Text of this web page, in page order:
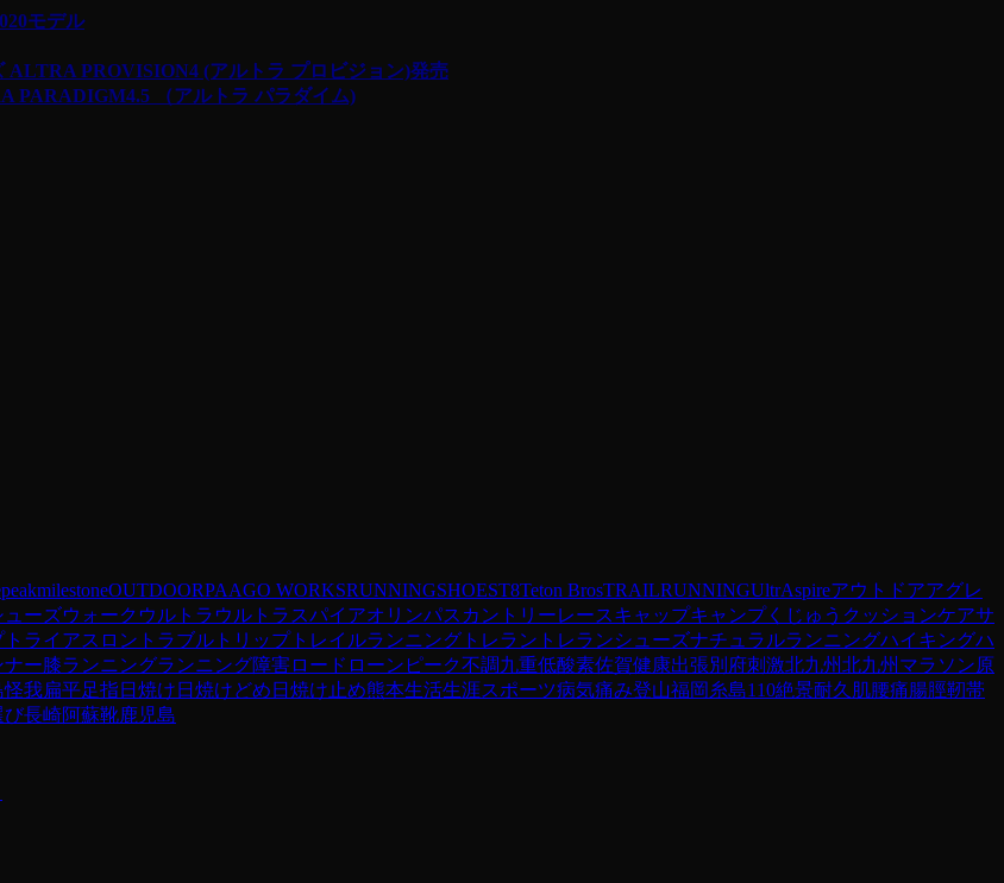
モデル
ALTRA PROVISION4 (アルトラ プロビジョン)発売
PARADIGM4.5 （アルトラ パラダイム)
milestoneOUTDOORPAAGO WORKSRUNNINGSHOEST8Teton BrosTRAILRUNNINGUltrAspireアウトドアアグレ
ューズウォーク ウルトラ ウルトラスパイアオリンパス カントリーレースキャップキャンプくじゅう クッションケアサ
トライアスロン トラブル トリップトレイルランニング トレラン トレランシューズナチュラルランニングハイキングハ
ナー膝ランニングランニング障害ロード ローンピーク不調九重低酸素佐賀健康出張別府刺激北九州北九州マラソン原
怪我扁平足指日焼け 日焼けどめ 日焼け止め熊本生活生涯スポーツ病気痛み登山福岡糸島110絶景耐久肌腰痛腸脛靭帯
び長崎阿蘇靴鹿児島